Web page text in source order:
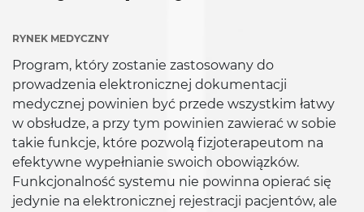
RYNEK MEDYCZNY
Program, który zostanie zastosowany do
prowadzenia elektronicznej dokumentacji
medycznej powinien być przede wszystkim łatwy
w obsłudze, a przy tym powinien zawierać w sobie
takie funkcje, które pozwolą fizjoterapeutom na
efektywne wypełnianie swoich obowiązków.
Funkcjonalność systemu nie powinna opierać się
jedynie na elektronicznej rejestracji pacjentów, ale